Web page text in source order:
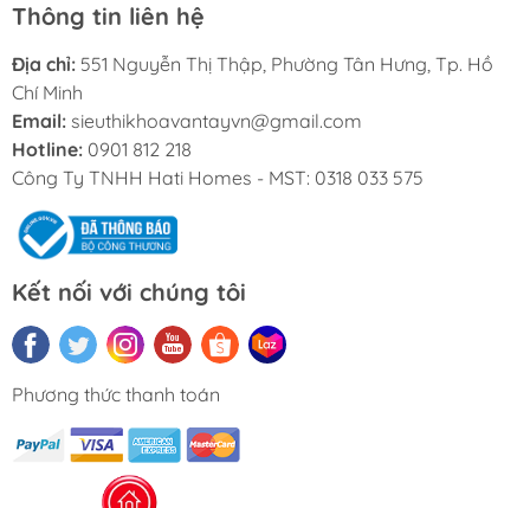
Thông tin liên hệ
Địa chỉ: 551 Nguyễn Thị Thập, Phường Tân Hưng, Tp. Hồ
Chí Minh
Email: sieuthikhoavantayvn@gmail.com
Hotline: 0901 812 218
Công Ty TNHH Hati Homes - MST: 0318 033 575
Kết nối với chúng tôi
Phương thức thanh toán